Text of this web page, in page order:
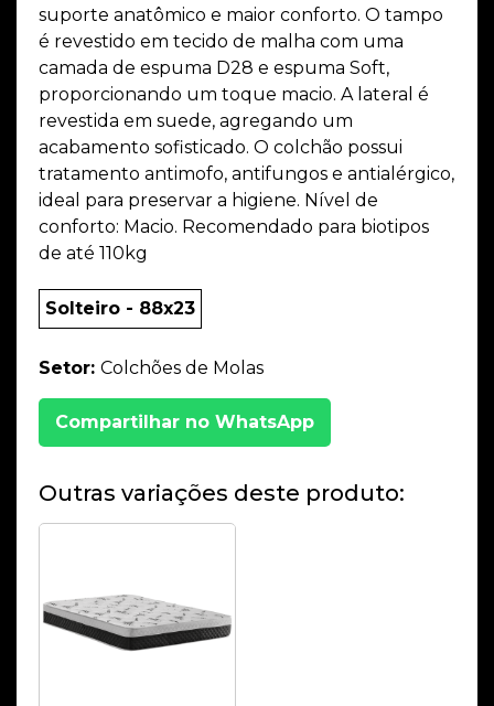
suporte anatômico e maior conforto. O tampo
é revestido em tecido de malha com uma
camada de espuma D28 e espuma Soft,
proporcionando um toque macio. A lateral é
revestida em suede, agregando um
acabamento sofisticado. O colchão possui
tratamento antimofo, antifungos e antialérgico,
ideal para preservar a higiene. Nível de
conforto: Macio. Recomendado para biotipos
de até 110kg
Solteiro - 88x23
Setor: Colchões de Molas
Compartilhar no WhatsApp
Outras variações deste produto: